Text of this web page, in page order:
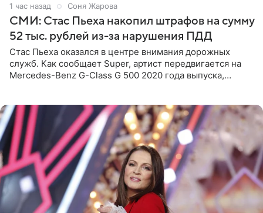
1 час назад Соня Жарова
СМИ: Стас Пьеха накопил штрафов на сумму
52 тыс. рублей из-за нарушения ПДД
Стас Пьеха оказался в центре внимания дорожных
служб. Как сообщает Super, артист передвигается на
Mercedes-Benz G-Class G 500 2020 года выпуска,